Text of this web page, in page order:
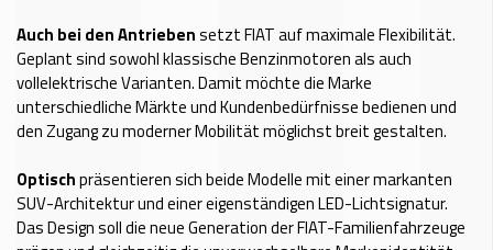
Auch bei den Antriebensetzt FIAT auf maximale Flexibilität.
Geplant sind sowohl klassische Benzinmotoren als auch
vollelektrische Varianten. Damit möchte die Marke
unterschiedliche Märkte und Kundenbedürfnisse bedienen und
den Zugang zu moderner Mobilität möglichst breit gestalten.
Optischpräsentieren sich beide Modelle mit einer markanten
SUV-Architektur und einer eigenständigen LED-Lichtsignatur.
Das Design soll die neue Generation der FIAT-Familienfahrzeuge